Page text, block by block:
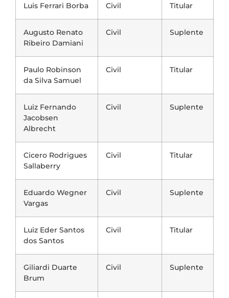
Luis Ferrari Borba Civil Titular
Augusto Renato
Ribeiro Damiani
Civil Suplente
Paulo Robinson
da Silva Samuel
Civil Titular
Luiz Fernando
Jacobsen
Albrecht
Civil Suplente
Cicero Rodrigues
Sallaberry
Civil Titular
Eduardo Wegner
Vargas
Civil Suplente
Luiz Eder Santos
dos Santos
Civil Titular
Giliardi Duarte
Brum
Civil Suplente